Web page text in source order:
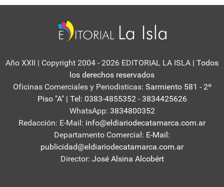
Año XXII | Copyright 2004 - 2026 EDITORIAL LA ISLA | Todos
los derechos reservados
Oficinas Comerciales y Periodisticas: Sarmiento 581 - 2º
Piso "A" | Tel: 0383-4855352 - 3834425626
WhatsApp: 3834800352
Redacción: E-Mail: info@eldiariodecatamarca.com.ar
Departamento Comercial: E-Mail:
publicidad@eldiariodecatamarca.com.ar
Director: José Alsina Alcobért